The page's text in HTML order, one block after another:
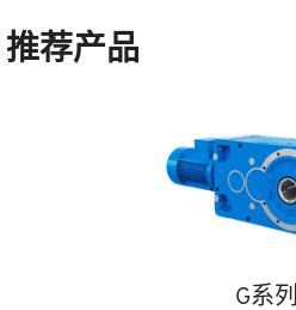
推荐产品
G系列